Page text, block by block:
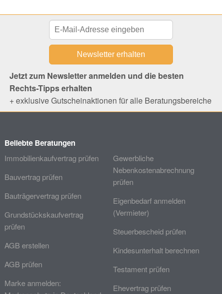
Jetzt zum Newsletter anmelden und die besten
Rechts-Tipps erhalten
+ exklusive Gutscheinaktionen für alle Beratungsbereiche
Beliebte Beratungen
Immobilienkaufvertrag prüfen
Bauvertrag prüfen
Bauträgervertrag prüfen
Grundstückskaufvertrag
prüfen
AGB erstellen
AGB prüfen
Marke anmelden:
Gewerbliche
Nebenkostenabrechnung
prüfen
Eigenbedarf anmelden
(Vermieter)
Steuerbescheid prüfen
Kindesunterhalt berechnen
Testament prüfen
Ehevertrag prüfen